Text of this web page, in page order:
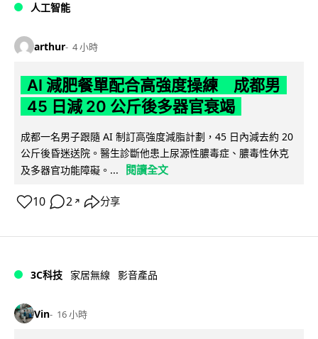
人工智能
arthur 4 小時
AI 減肥餐單配合高強度操練 成都男
45 日減 20 公斤後多器官衰竭
成都一名男子跟隨 AI 制訂高強度減脂計劃，45 日內減去約 20
公斤後昏迷送院。醫生診斷他患上尿源性膿毒症、膿毒性休克
及多器官功能障礙。...
閱讀全文
10 2 ↗ 分享
3C科技 家居無線 影音產品
Vin 16 小時